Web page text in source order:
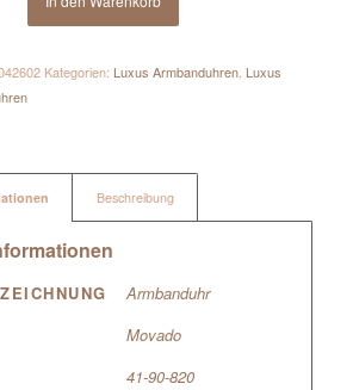
Kategorien: Luxus Armbanduhren, Luxus
Beschreibung
Armbanduhr
Movado
41-90-820